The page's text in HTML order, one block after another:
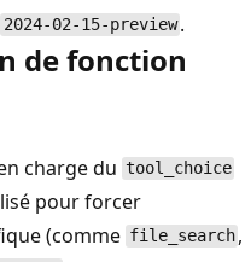
2024-02-15-preview .
de fonction
charge du tool_choice
pour forcer
(comme file_search ,